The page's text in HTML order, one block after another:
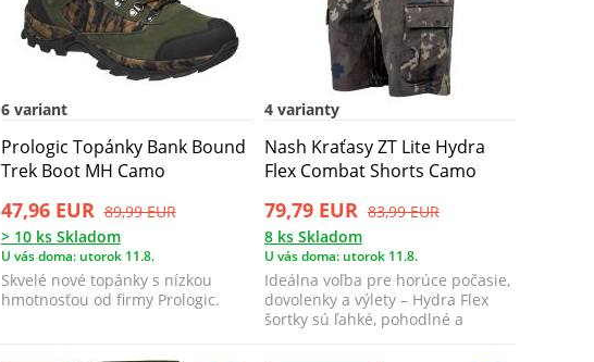
6 variant
Prologic Topánky Bank Bound
Trek Boot MH Camo
47,96 EUR 89,99 EUR
> 10 ks Skladom
U vás doma: utorok 11.8.
Skvelé nové topánky s nízkou
hmotnosťou od firmy Prologic.
4 varianty
Nash Kraťasy ZT Lite Hydra
Flex Combat Shorts Camo
79,79 EUR 83,99 EUR
8 ks Skladom
U vás doma: utorok 11.8.
Ideálna voľba pre horúce počasie,
dovolenky a výlety – Hydra Flex
šortky sú ľahké, pohodlné a